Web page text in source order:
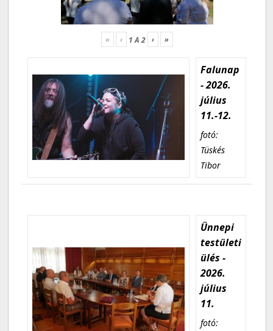
« ‹ 1A2 › »
Falunap
- 2026.
július
11.-12.
fotó:
Tüskés
Tibor
Ünnepi
testületi
ülés -
2026.
július
11.
fotó: